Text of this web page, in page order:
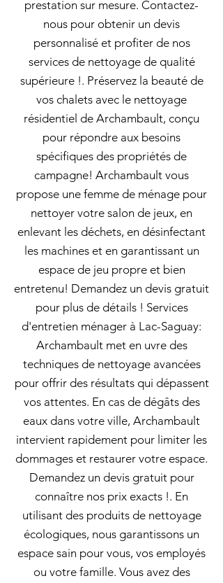
prestation sur mesure. Contactez-
nous pour obtenir un devis
personnalisé et profiter de nos
services de nettoyage de qualité
supérieure !. Préservez la beauté de
vos chalets avec le nettoyage
résidentiel de Archambault, conçu
pour répondre aux besoins
spécifiques des propriétés de
campagne! Archambault vous
propose une femme de ménage pour
nettoyer votre salon de jeux, en
enlevant les déchets, en désinfectant
les machines et en garantissant un
espace de jeu propre et bien
entretenu! Demandez un devis gratuit
pour plus de détails ! Services
d'entretien ménager à Lac-Saguay:
Archambault met en uvre des
techniques de nettoyage avancées
pour offrir des résultats qui dépassent
vos attentes. En cas de dégâts des
eaux dans votre ville, Archambault
intervient rapidement pour limiter les
dommages et restaurer votre espace.
Demandez un devis gratuit pour
connaître nos prix exacts !. En
utilisant des produits de nettoyage
écologiques, nous garantissons un
espace sain pour vous, vos employés
ou votre famille. Vous avez des